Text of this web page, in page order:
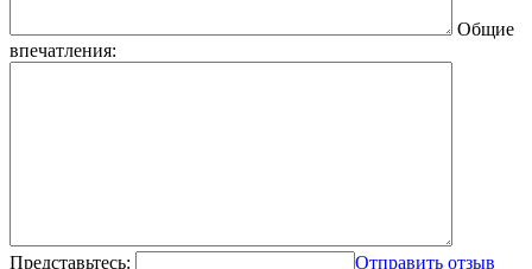
Общие
впечатления:
Представьтесь: Отправить отзыв